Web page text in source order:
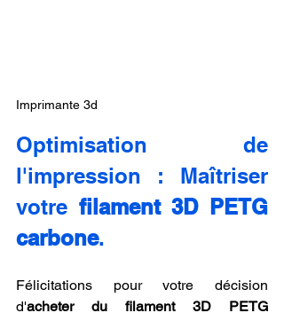
Imprimante 3d
Optimisation de
l'impression : Maîtriser
votre filament 3D PETG
carbone.
Félicitations pour votre décision
d'acheter du filament 3D PETG